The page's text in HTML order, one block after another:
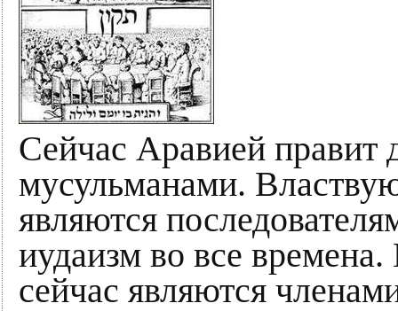
Сейчас Аравией правит
мусульманами.
являются
иудаизм во все
сейчас являются